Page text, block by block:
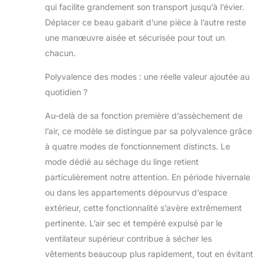
pièce tout en réduisant les factures
d'énergie. COMPACT & PORTABLE :
Conçu pour être puissant et
compact, avec 4 roues pivotantes
qui facilite grandement son transport jusqu’à l’évier.
Déplacer ce beau gabarit d’une pièce à l’autre reste
une manœuvre aisée et sécurisée pour tout un
chacun.
Polyvalence des modes : une réelle valeur ajoutée au
quotidien ?
Au-delà de sa fonction première d’assèchement de
l’air, ce modèle se distingue par sa polyvalence grâce
à quatre modes de fonctionnement distincts. Le
mode dédié au séchage du linge retient
particulièrement notre attention. En période hivernale
ou dans les appartements dépourvus d’espace
extérieur, cette fonctionnalité s’avère extrêmement
pertinente. L’air sec et tempéré expulsé par le
ventilateur supérieur contribue à sécher les
vêtements beaucoup plus rapidement, tout en évitant